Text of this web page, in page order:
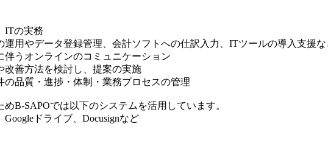
ITの実務
運用やデータ登録管理、会計ソフトへの仕訳入力、ITツールの導入支援
伴うオンラインのコミュニケーション
改善方法を検討し、提案の実施
の品質・進捗・体制・業務プロセスの管理
めB-SAPOでは以下のシステムを活用しています。
Googleドライブ、Docusignなど